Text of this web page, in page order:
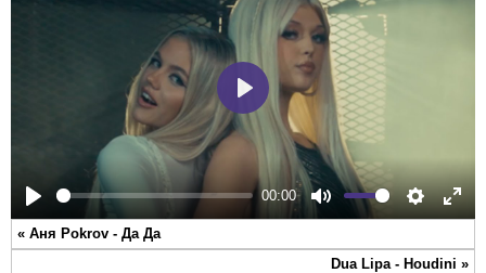
Play
00:00
Mute Settings
Play
« Аня Pokrov - Да Да
Dua Lipa - Houdini »